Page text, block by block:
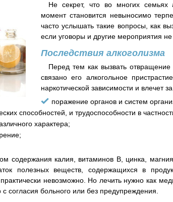
Не секрет, что во многих семьях
момент становится невыносимо
часто услышать такие вопросы, как
если уговоры и другие мероприятия не
Последствия алкоголизма
Перед тем как вызвать
связано его алкогольное
наркотической зависимости и влечет
поражение органов и систем
способностей, и трудоспособности в
характера;
содержания калия, витаминов В, цинка,
полезных веществ, содержащихся в
невозможно. Но лечить нужно как
больного или без предупреждения.